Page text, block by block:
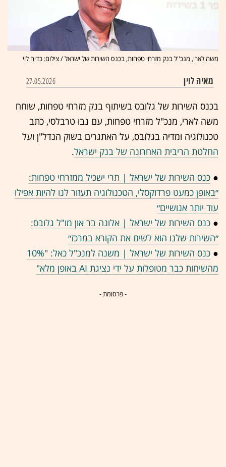
משה לארי, מנכ''ל בנק מזרחי טפחות, בכנס השירות של ישראל / צילום: כדיה לוי
מאיה לוין 27.05.2026
בכנס השירות של גלובס בשיתוף בנק מזרחי טפחות, שוחח
משה לארי, מנכ"ל מזרחי טפחות, עם נבו טרבלסי, כתב
טכנולוגיה ומדיה בגלובס, על האתגרים בשוק הנדל"ן ועל
החלטת הריבית האחרונה של בנק ישראל.
● כנס השירות של ישראל | תרי ישכיל ממזרחי טפחות:
״באופן כמעט פרדוקסלי, הטכנולוגיה תעזור לנו להיות אפילו
עוד יותר אנושיים״
● כנס השירות של ישראל | אלונה בר און מו"ל גלובס:
״השירות שלנו הוא לשים את הקורא במרכז״
●
כנס השירות של ישראל | משנה למנכ"ל כאל: "10%
מהשיחות כבר מטופלות על ידי נציגת AI באופן מלא"
- פרסומת -